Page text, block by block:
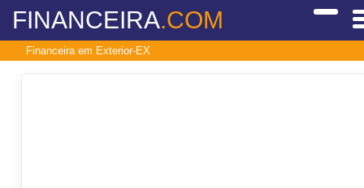
FINANCEIRA.COM
Financeira em Exterior-EX